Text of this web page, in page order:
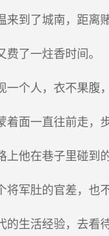
到了城南，距离
了一炷香时间。
个人，衣不果腹
面一直往前走，
他在巷子里碰到
军肚的官差，也
生活经验，去看